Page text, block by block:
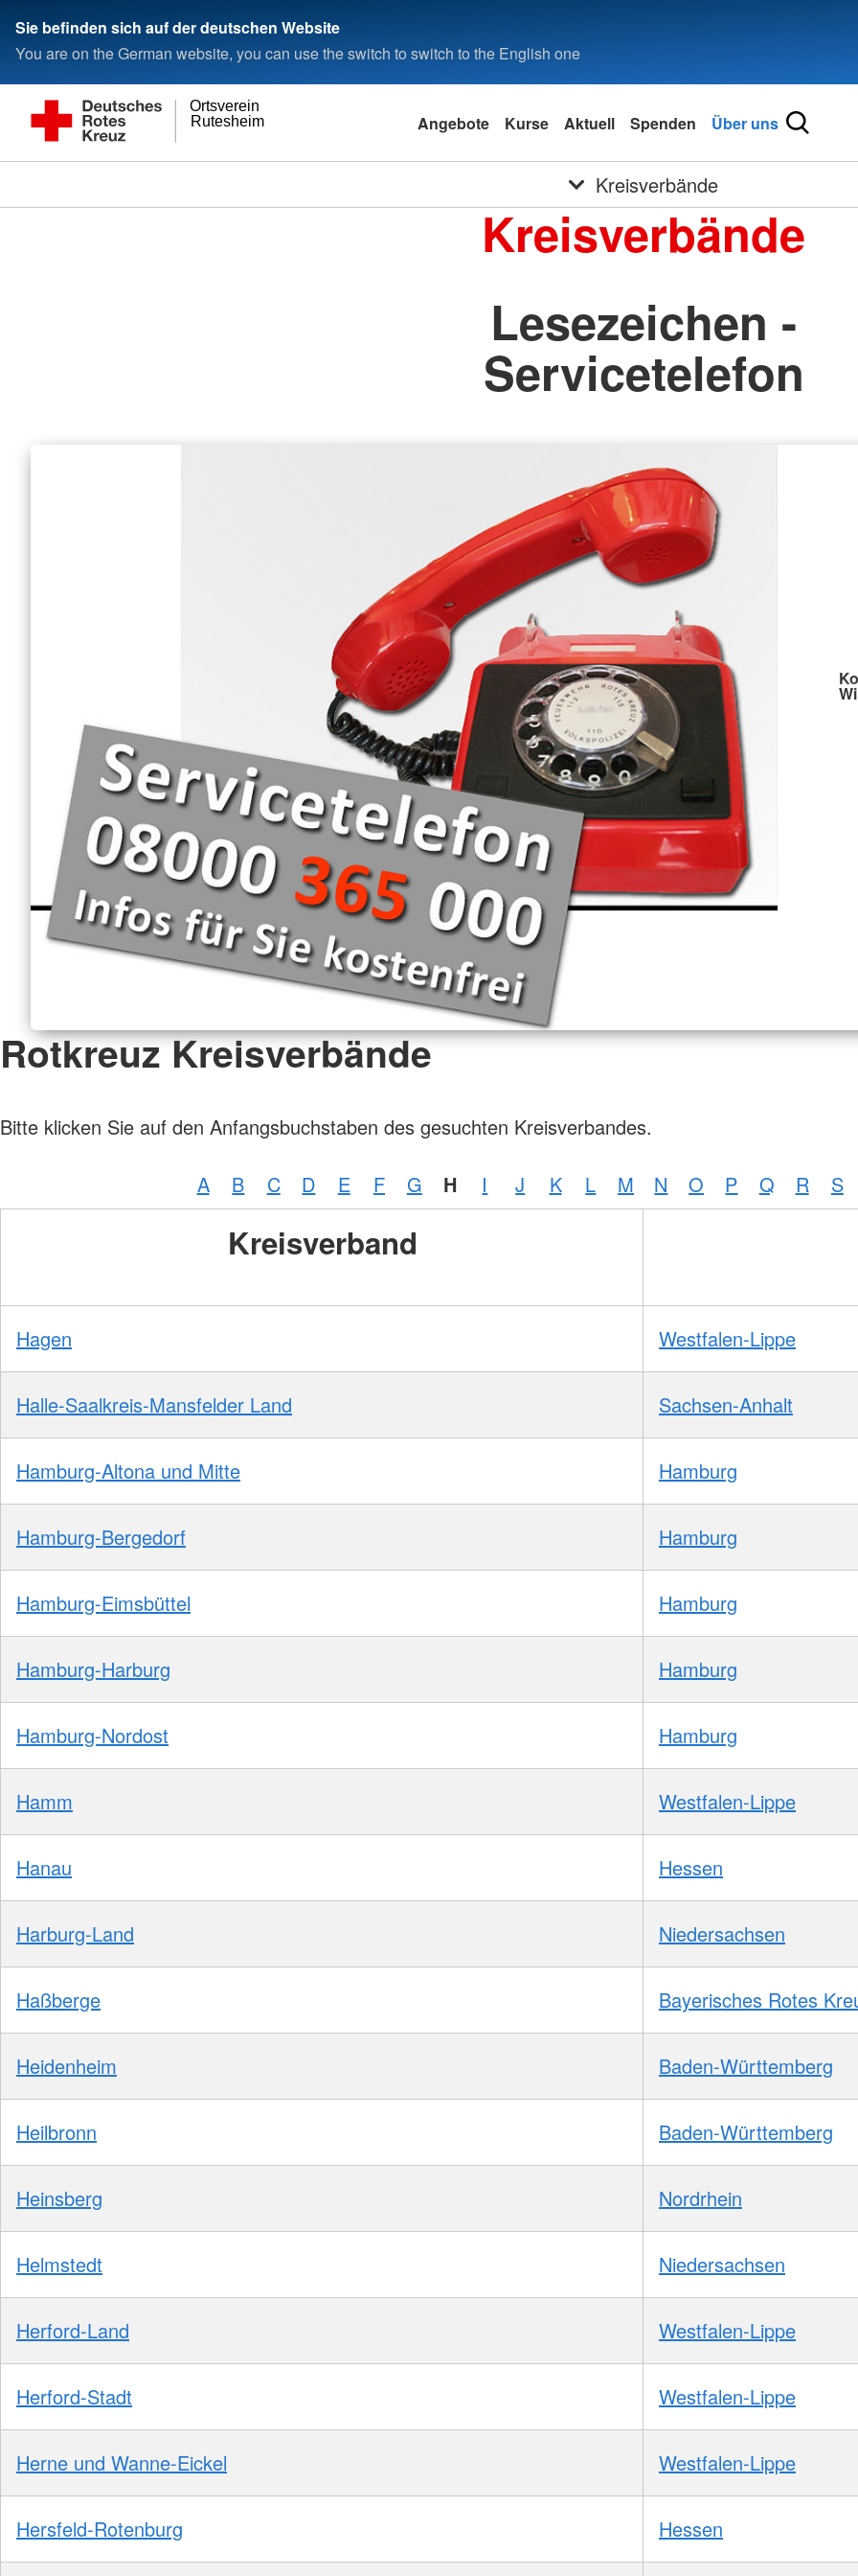
Sie befinden sich auf der deutschen Website
You are on the German website, you can use the switch to switch to the English one
Rutesheim
Ortsverein
Angebote Kurse Aktuell Spenden Über uns
Kreisverbände
Kreisverbände
Lesezeichen -
Servicetelefon
Rotkreuz Kreisverbände
Bitte klicken Sie auf den Anfangsbuchstaben des gesuchten Kreisverbandes.
A B C D E F G H I J K L M N O P Q R S
Kreisverband
Hagen Westfalen-Lippe
Halle-Saalkreis-Mansfelder Land Sachsen-Anhalt
Hamburg-Altona und Mitte Hamburg
Hamburg-Bergedorf Hamburg
Hamburg-Eimsbüttel Hamburg
Hamburg-Harburg Hamburg
Hamburg-Nordost Hamburg
Hamm Westfalen-Lippe
Hanau Hessen
Harburg-Land Niedersachsen
Haßberge Bayerisches Rotes
Heidenheim Baden-Württemberg
Heilbronn Baden-Württemberg
Heinsberg Nordrhein
Helmstedt Niedersachsen
Herford-Land Westfalen-Lippe
Herford-Stadt Westfalen-Lippe
Herne und Wanne-Eickel Westfalen-Lippe
Hersfeld-Rotenburg Hessen